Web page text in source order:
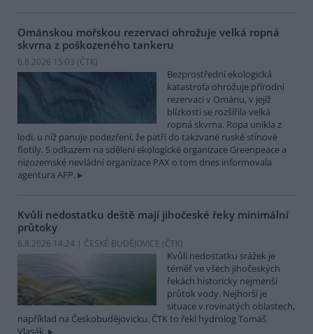
Ománskou mořskou rezervaci ohrožuje velká ropná
skvrna z poškozeného tankeru
6.8.2026 15:03 (ČTK)
Bezprostřední ekologická
katastrofa ohrožuje přírodní
rezervaci v Ománu, v jejíž
blízkosti se rozšířila velká
ropná skvrna. Ropa unikla z
lodi, u níž panuje podezření, že patří do takzvané ruské stínové
flotily. S odkazem na sdělení ekologické organizace Greenpeace a
nizozemské nevládní organizace PAX o tom dnes informovala
agentura AFP.
Kvůli nedostatku deště mají jihočeské řeky minimální
průtoky
6.8.2026 14:24 | ČESKÉ BUDĚJOVICE (ČTK)
Kvůli nedostatku srážek je
téměř ve všech jihočeských
řekách historicky nejmenší
průtok vody. Nejhorší je
situace v rovinatých oblastech,
například na Českobudějovicku. ČTK to řekl hydrolog Tomáš
Vlasák.